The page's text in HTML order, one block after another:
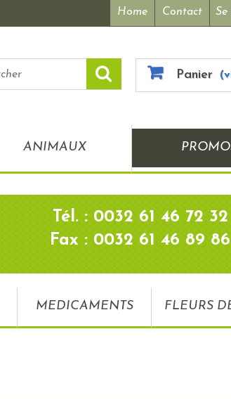
Se
Home Contact
Panier
ANIMAUX
Tél. : 0032 61 46 72 32
Fax : 0032 61 46 89 86
MEDICAMENTS FLEURS